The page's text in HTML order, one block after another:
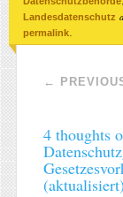
Landesdatenschutz
permalink.
Post
←
4 thoughts
(aktualisiert)